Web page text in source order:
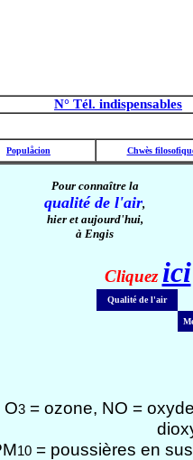
N° Tél. indispensables
Populåcion Chwès
Pour connaître la
qualité de l'air,
hier et aujourd'hui,
à Engis
Cliquez ici
Qualité de l'air
O3= ozone, NO =
10 = poussières en